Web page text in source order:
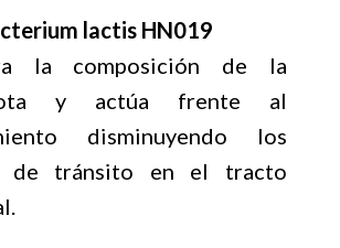
lactis HN019
la composición de la
y actúa frente al
disminuyendo los
de tránsito en el tracto